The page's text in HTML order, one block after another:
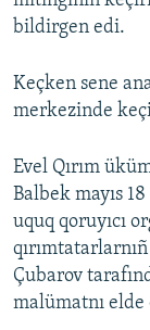
bildirgen edi.
Keçken sene
merkezinde
Evel Qırım
Balbek mayıs
uquq qoruyıcı
Çubarov
malümatnı